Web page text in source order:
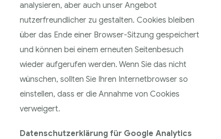
analysieren, aber auch unser Angebot
nutzerfreundlicher zu gestalten. Cookies bleiben
über das Ende einer Browser-Sitzung gespeichert
und können bei einem erneuten Seitenbesuch
wieder aufgerufen werden. Wenn Sie das nicht
wünschen, sollten Sie Ihren Internetbrowser so
einstellen, dass er die Annahme von Cookies
verweigert.
Datenschutzerklärung für Google Analytics